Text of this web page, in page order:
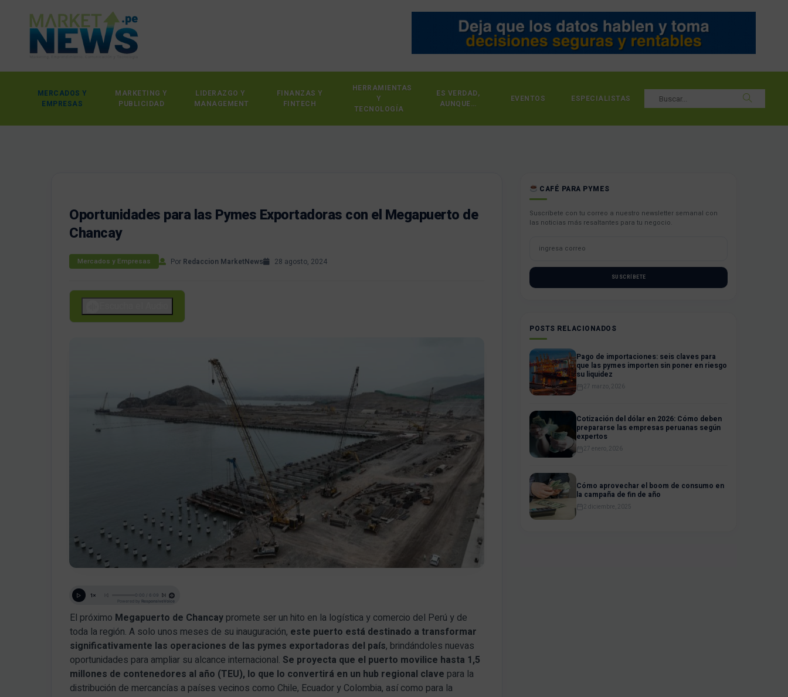
MERCADOS Y
EMPRESAS
MARKETING Y
PUBLICIDAD
LIDERAZGO Y
MANAGEMENT
FINANZAS Y
FINTECH
HERRAMIENTAS
Y
TECNOLOGÍA
ES VERDAD,
AUNQUE…
EVENTOS ESPECIALISTAS
Oportunidades para las Pymes Exportadoras con el Megapuerto de
Chancay
Mercados y Empresas Por Redaccion MarketNews 28 agosto, 2024
El próximo Megapuerto de Chancay promete ser un hito en la logística y comercio del Perú y de
toda la región. A solo unos meses de su inauguración, este puerto está destinado a transformar
significativamente las operaciones de las pymes exportadoras del país, brindándoles nuevas
oportunidades para ampliar su alcance internacional. Se proyecta que el puerto movilice hasta 1,5
millones de contenedores al año (TEU), lo que lo convertirá en un hub regional clave para la
distribución de mercancías a países vecinos como Chile, Ecuador y Colombia, así como para la
CAFÉ PARA PYMES
Suscríbete con tu correo a nuestro newsletter semanal con
las noticias más resaltantes para tu negocio.
SUSCRÍBETE
POSTS RELACIONADOS
Pago de importaciones: seis claves para
que las pymes importen sin poner en riesgo
su liquidez
27 marzo, 2026
Cotización del dólar en 2026: Cómo deben
prepararse las empresas peruanas según
expertos
27 enero, 2026
Cómo aprovechar el boom de consumo en
la campaña de fin de año
2 diciembre, 2025